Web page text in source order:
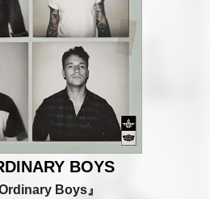
BOYS
Boys』